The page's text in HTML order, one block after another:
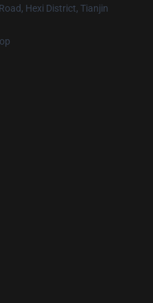
Hexi District, Tianjin